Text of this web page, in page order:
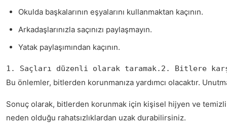
Okulda başkalarının eşyalarını kullanmaktan kaçının.
Arkadaşlarınızla saçınızı paylaşmayın.
Yatak paylaşımından kaçının.
1. Saçları düzenli olarak taramak.2. Bitlere
Bu önlemler, bitlerden korunmanıza yardımcı olacaktır.
Sonuç olarak, bitlerden korunmak için kişisel hijyen ve
neden olduğu rahatsızlıklardan uzak durabilirsiniz.